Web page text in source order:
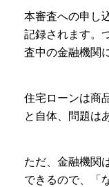
本審査への申し
記録されます。
査中の金融機関
住宅ローンは商
と自体、問題は
ただ、金融機関
できるので、「